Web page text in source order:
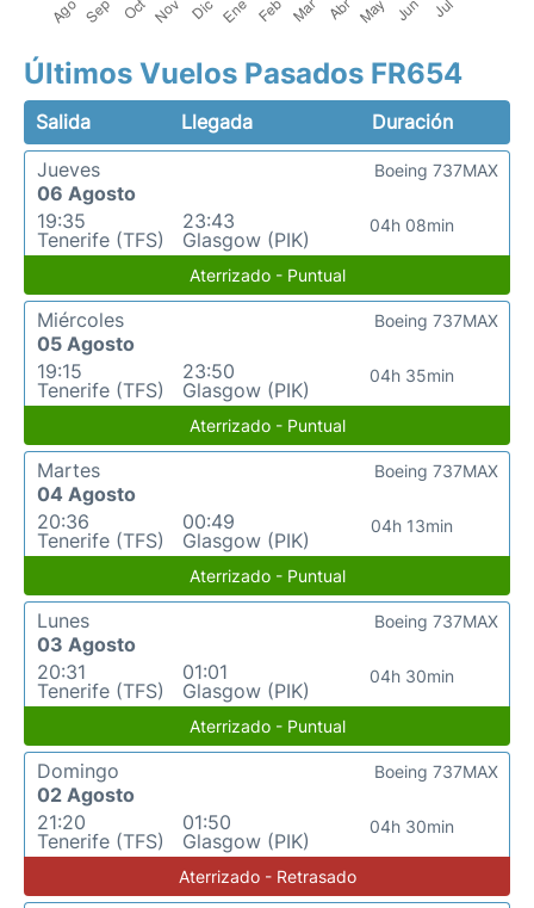
Últimos Vuelos Pasados FR654
Salida Llegada
Duración
Jueves
06 Agosto
19:35
Tenerife (TFS)
23:43
Glasgow (PIK)
04h 08min
Boeing 737MAX
Aterrizado - Puntual
Miércoles
05 Agosto
19:15
Tenerife (TFS)
23:50
Glasgow (PIK)
04h 35min
Boeing 737MAX
Aterrizado - Puntual
Martes
04 Agosto
20:36
Tenerife (TFS)
00:49
Glasgow (PIK)
04h 13min
Boeing 737MAX
Aterrizado - Puntual
Lunes
03 Agosto
20:31
Tenerife (TFS)
01:01
Glasgow (PIK)
04h 30min
Boeing 737MAX
Aterrizado - Puntual
Domingo
02 Agosto
21:20
Tenerife (TFS)
01:50
Glasgow (PIK)
04h 30min
Boeing 737MAX
Aterrizado - Retrasado